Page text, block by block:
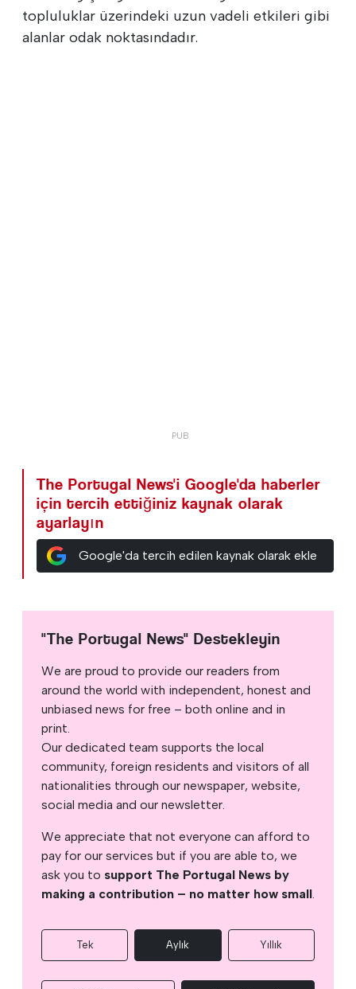
topluluklar üzerindeki uzun vadeli etkileri gibi
alanlar odak noktasındadır.
The Portugal News'i Google'da haberler
için tercih ettiğiniz kaynak olarak
ayarlayın
Google'da tercih edilen kaynak olarak ekle
"The Portugal News" Destekleyin
We are proud to provide our readers from
around the world with independent, honest and
unbiased news for free – both online and in
print.
Our dedicated team supports the local
community, foreign residents and visitors of all
nationalities through our newspaper, website,
social media and our newsletter.
We appreciate that not everyone can afford to
pay for our services but if you are able to, we
ask you to support The Portugal News by
making a contribution – no matter how small.
Tek Aylık Yıllık